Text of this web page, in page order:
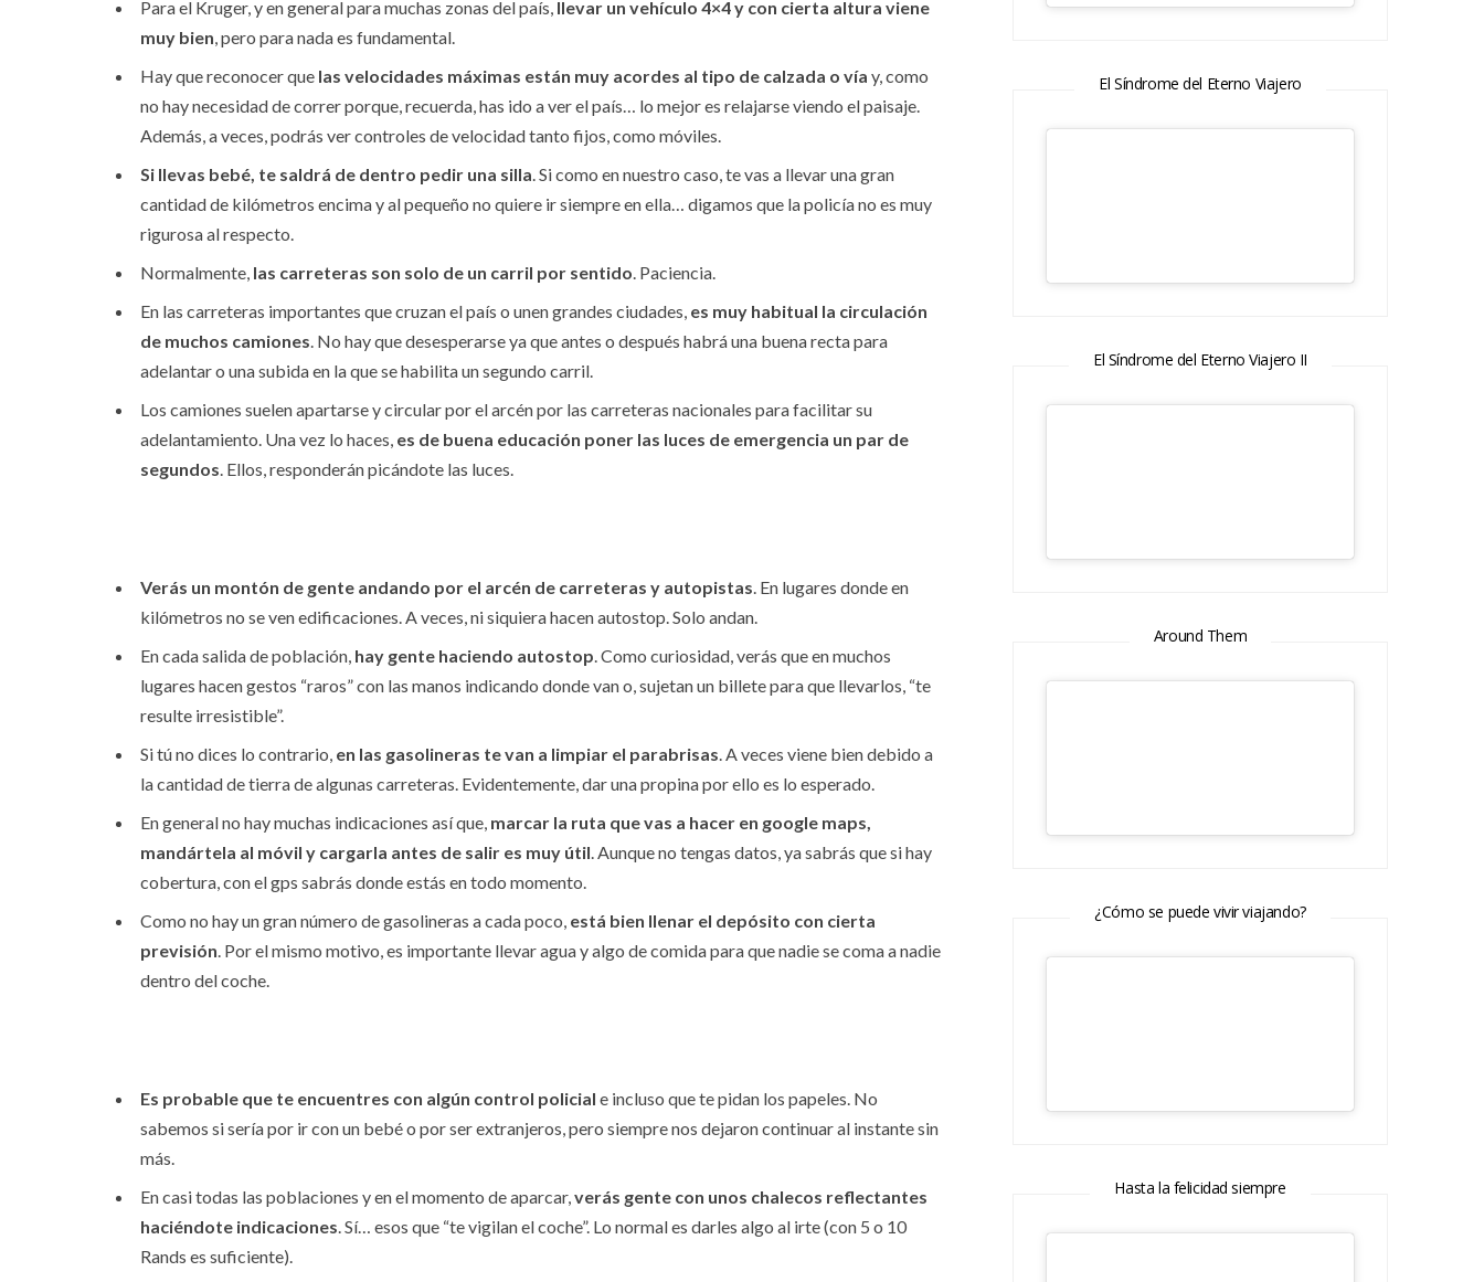
Para el Kruger, y en general para muchas zonas del país, llevar un vehículo 4×4 y con cierta altura viene
muy bien , pero para nada es fundamental.
Hay que reconocer que las velocidades máximas están muy acordes al tipo de calzada o vía y, como
no hay necesidad de correr porque, recuerda, has ido a ver el país… lo mejor es relajarse viendo el paisaje.
Además, a veces, podrás ver controles de velocidad tanto fijos, como móviles.
Si llevas bebé, te saldrá de dentro pedir una silla . Si como en nuestro caso, te vas a llevar una gran
cantidad de kilómetros encima y al pequeño no quiere ir siempre en ella… digamos que la policía no es muy
rigurosa al respecto.
Normalmente, las carreteras son solo de un carril por sentido . Paciencia.
En las carreteras importantes que cruzan el país o unen grandes ciudades, es muy habitual la circulación
de muchos camiones . No hay que desesperarse ya que antes o después habrá una buena recta para
adelantar o una subida en la que se habilita un segundo carril.
Los camiones suelen apartarse y circular por el arcén por las carreteras nacionales para facilitar su
adelantamiento. Una vez lo haces, es de buena educación poner las luces de emergencia un par de
segundos . Ellos, responderán picándote las luces.
Verás un montón de gente andando por el arcén de carreteras y autopistas . En lugares donde en
kilómetros no se ven edificaciones. A veces, ni siquiera hacen autostop. Solo andan.
En cada salida de población, hay gente haciendo autostop . Como curiosidad, verás que en muchos
lugares hacen gestos “raros” con las manos indicando donde van o, sujetan un billete para que llevarlos, “te
resulte irresistible”.
Si tú no dices lo contrario, en las gasolineras te van a limpiar el parabrisas . A veces viene bien debido a
la cantidad de tierra de algunas carreteras. Evidentemente, dar una propina por ello es lo esperado.
En general no hay muchas indicaciones así que, marcar la ruta que vas a hacer en google maps,
mandártela al móvil y cargarla antes de salir es muy útil . Aunque no tengas datos, ya sabrás que si hay
cobertura, con el gps sabrás donde estás en todo momento.
Como no hay un gran número de gasolineras a cada poco, está bien llenar el depósito con cierta
previsión . Por el mismo motivo, es importante llevar agua y algo de comida para que nadie se coma a nadie
dentro del coche.
Es probable que te encuentres con algún control policial e incluso que te pidan los papeles. No
sabemos si sería por ir con un bebé o por ser extranjeros, pero siempre nos dejaron continuar al instante sin
más.
En casi todas las poblaciones y en el momento de aparcar, verás gente con unos chalecos reflectantes
haciéndote indicaciones . Sí… esos que “te vigilan el coche”. Lo normal es darles algo al irte (con 5 o 10
Rands es suficiente).
El Síndrome del Eterno Viajero
El Síndrome del Eterno Viajero II
Around Them
¿Cómo se puede vivir viajando?
Hasta la felicidad siempre